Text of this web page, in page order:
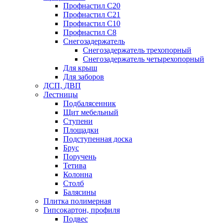
Профнастил С20
Профнастил С21
Профнастил С10
Профнастил С8
Снегозадержатель
Снегозадержатель трехопорный
Снегозадержатель четырехопорный
Для крыш
Для заборов
ДСП, ДВП
Лестницы
Подбалясенник
Щит мебельный
Ступени
Площадки
Подступенная доска
Брус
Поручень
Тетива
Колонна
Столб
Балясины
Плитка полимерная
Гипсокартон, профиля
Подвес